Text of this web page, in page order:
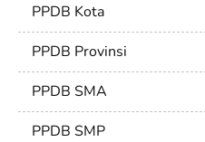
PPDB Kota
PPDB Provinsi
PPDB SMA
PPDB SMP